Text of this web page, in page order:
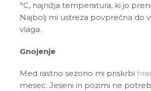
°C, najnižja temperatura, ki jo
Najbolj mi ustreza povprečna do
vlaga.
Gnojenje
Med rastno sezono mi priskrbi
mesec. Jeseni in pozimi ne